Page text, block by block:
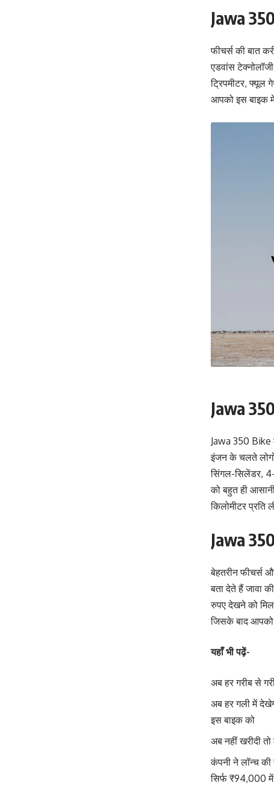
Jawa
फीचर्स की बात
एडवांस
ट्रिपमीटर, फ्यूल
आपको इस बाइक
Jawa
Jawa 350 Bike
इंजन के चलते
सिंगल-सिलेंडर,
को बहुत ही
किलोमीटर प्रति
Jawa
बेहतरीन फीचर्स
बता देते हैं जावा
रुपए देखने को
जिसके बाद आपको
यहाँ भी पढ़ें-
अब हर गरीब से
अब हर गली में
इस बाइक को
अब नहीं खरीदी
कंपनी ने लॉन्च
सिर्फ ₹94,000 में